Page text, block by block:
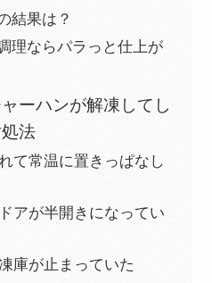
結果は？
理ならパラっと仕上が
ーハンが解凍してし
法
て常温に置きっぱなし
アが半開きになってい
庫が止まっていた